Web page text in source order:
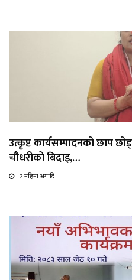
उत्कृष्ट कार्यसम्पादनको छाप
चौधरीको बिदाइ,…
2 महिना अगाडि